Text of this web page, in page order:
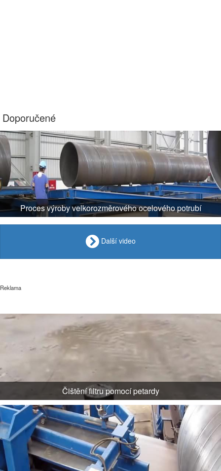
Doporučené
Proces výroby velkorozměrového ocelového potrubí
Další video
Reklama
Čištění filtru pomocí petardy